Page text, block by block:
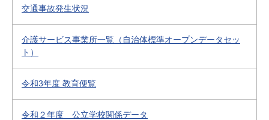
交通事故発生状況
介護サービス事業所一覧（自治体標準オープンデータセッ
ト）
令和3年度 教育便覧
令和２年度 公立学校関係データ